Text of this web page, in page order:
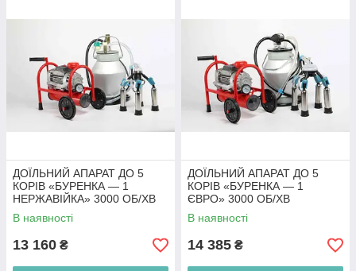
ДОЇЛЬНИЙ АПАРАТ ДО 5
КОРІВ «БУРЕНКА — 1
НЕРЖАВІЙКА» 3000 ОБ/ХВ
В наявності
13 160 ₴
ДОЇЛЬНИЙ АПАРАТ ДО 5
КОРІВ «БУРЕНКА — 1
ЄВРО» 3000 ОБ/ХВ
В наявності
14 385 ₴